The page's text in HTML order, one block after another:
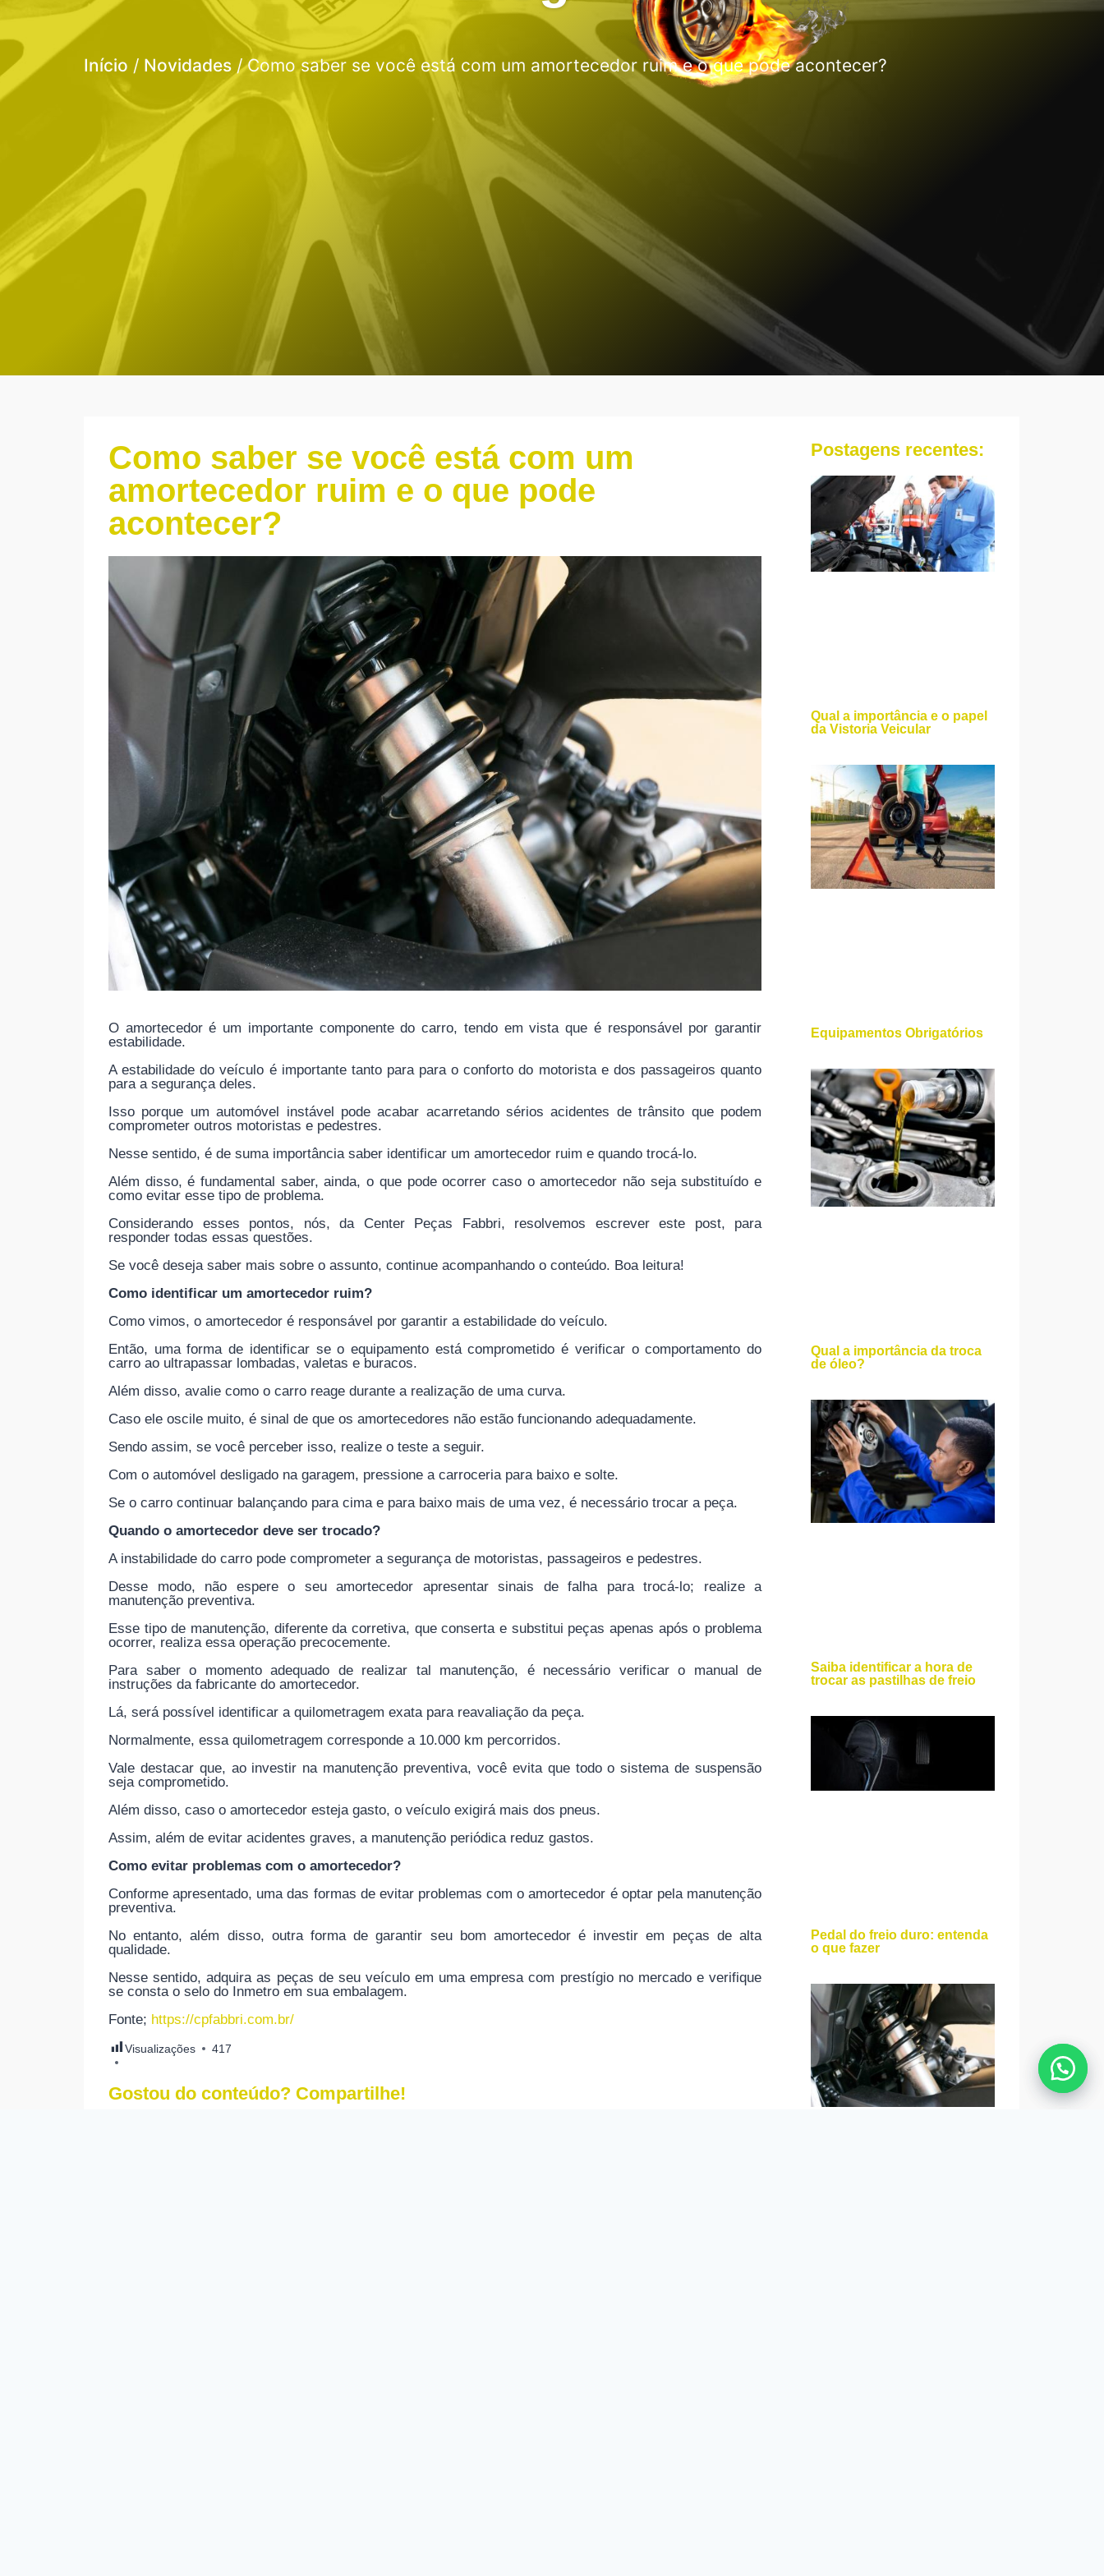
Início / Novidades / Como saber se você está com um amortecedor ruim e o que pode acontecer?
Como saber se você está com um
amortecedor ruim e o que pode
acontecer?
O amortecedor é um importante componente do carro, tendo em vista que é responsável por garantir
estabilidade.
A estabilidade do veículo é importante tanto para para o conforto do motorista e dos passageiros quanto
para a segurança deles.
Isso porque um automóvel instável pode acabar acarretando sérios acidentes de trânsito que podem
comprometer outros motoristas e pedestres.
Nesse sentido, é de suma importância saber identificar um amortecedor ruim e quando trocá-lo.
Além disso, é fundamental saber, ainda, o que pode ocorrer caso o amortecedor não seja substituído e
como evitar esse tipo de problema.
Considerando esses pontos, nós, da Center Peças Fabbri, resolvemos escrever este post, para
responder todas essas questões.
Se você deseja saber mais sobre o assunto, continue acompanhando o conteúdo. Boa leitura!
Como identificar um amortecedor ruim?
Como vimos, o amortecedor é responsável por garantir a estabilidade do veículo.
Então, uma forma de identificar se o equipamento está comprometido é verificar o comportamento do
carro ao ultrapassar lombadas, valetas e buracos.
Além disso, avalie como o carro reage durante a realização de uma curva.
Caso ele oscile muito, é sinal de que os amortecedores não estão funcionando adequadamente.
Sendo assim, se você perceber isso, realize o teste a seguir.
Com o automóvel desligado na garagem, pressione a carroceria para baixo e solte.
Se o carro continuar balançando para cima e para baixo mais de uma vez, é necessário trocar a peça.
Quando o amortecedor deve ser trocado?
A instabilidade do carro pode comprometer a segurança de motoristas, passageiros e pedestres.
Desse modo, não espere o seu amortecedor apresentar sinais de falha para trocá-lo; realize a
manutenção preventiva.
Esse tipo de manutenção, diferente da corretiva, que conserta e substitui peças apenas após o problema
ocorrer, realiza essa operação precocemente.
Para saber o momento adequado de realizar tal manutenção, é necessário verificar o manual de
instruções da fabricante do amortecedor.
Lá, será possível identificar a quilometragem exata para reavaliação da peça.
Normalmente, essa quilometragem corresponde a 10.000 km percorridos.
Vale destacar que, ao investir na manutenção preventiva, você evita que todo o sistema de suspensão
seja comprometido.
Além disso, caso o amortecedor esteja gasto, o veículo exigirá mais dos pneus.
Assim, além de evitar acidentes graves, a manutenção periódica reduz gastos.
Como evitar problemas com o amortecedor?
Conforme apresentado, uma das formas de evitar problemas com o amortecedor é optar pela manutenção
preventiva.
No entanto, além disso, outra forma de garantir seu bom amortecedor é investir em peças de alta
qualidade.
Nesse sentido, adquira as peças de seu veículo em uma empresa com prestígio no mercado e verifique
se consta o selo do Inmetro em sua embalagem.
Fonte; https://cpfabbri.com.br/
Visualizações 417
Gostou do conteúdo? Compartilhe!
Postagens recentes:
Qual a importância e o papel
da Vistoria Veicular
Equipamentos Obrigatórios
Qual a importância da troca
de óleo?
Saiba identificar a hora de
trocar as pastilhas de freio
Pedal do freio duro: entenda
o que fazer